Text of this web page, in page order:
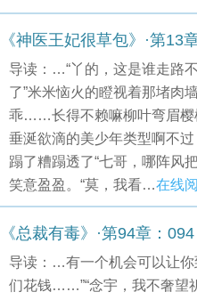
《神医王妃很草包》·第13
导读：…“丫的，这是谁走路
了”米米恼火的瞪视着那堵肉
乖……长得不赖嘛柳叶弯眉樱
垂涎欲滴的美少年类型啊不
蹋了糟蹋透了“七哥，哪阵风
笑意盈盈。“莫，我看…在线
《总裁有毒》·第94章：
导读：…有一个机会可以让你
们花钱……”“念宇，我不奢望